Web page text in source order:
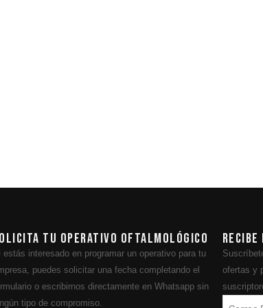
tu operativo oftalmológico
estás interesado en programar un operativo para tu
puedes solicitar una fecha completando el
o escribirnos directamente en Whatsapp sin
tipo de compromiso.
ofertas y